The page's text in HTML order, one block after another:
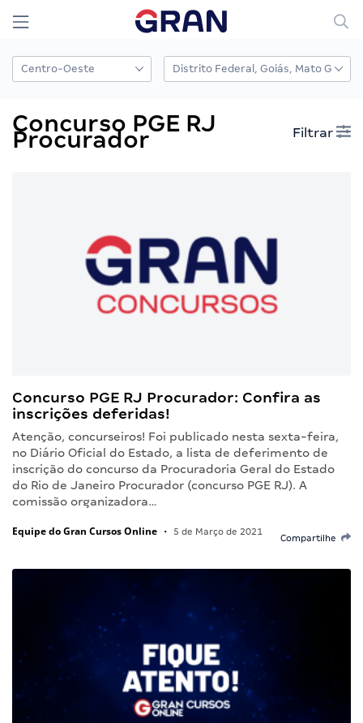
Concurso PGE RJ
Procurador Filtrar
Concurso PGE RJ Procurador: Confira as
inscrições deferidas!
Atenção, concurseiros! Foi publicado nesta sexta-feira,
no Diário Oficial do Estado, a lista de deferimento de
inscrição do concurso da Procuradoria Geral do Estado
do Rio de Janeiro Procurador (concurso PGE RJ). A
comissão organizadora…
Equipe do Gran Cursos Online • 5 de Março de 2021
Compartilhe